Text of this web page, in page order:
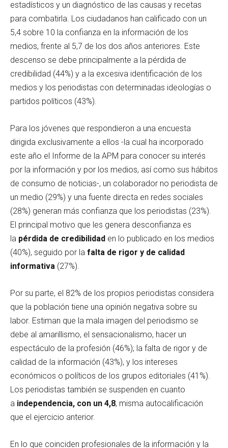
estadísticos y un diagnóstico de las causas y recetas
para combatirla. Los ciudadanos han calificado con un
5,4 sobre 10 la confianza en la información de los
medios, frente al 5,7 de los dos años anteriores. Este
descenso se debe principalmente a la pérdida de
credibilidad (44%) y a la excesiva identificación de los
medios y los periodistas con determinadas ideologías o
partidos políticos (43%).
Para los jóvenes que respondieron a una encuesta
dirigida exclusivamente a ellos -la cual ha incorporado
este año el Informe de la APM para conocer su interés
por la información y por los medios, así como sus hábitos
de consumo de noticias-, un colaborador no periodista de
un medio (29%) y una fuente directa en redes sociales
(28%) generan más confianza que los periodistas (23%).
El principal motivo que les genera desconfianza es
la pérdida de credibilidad en lo publicado en los medios
(40%), seguido por la falta de rigor y de calidad
informativa (27%).
Por su parte, el 82% de los propios periodistas considera
que la población tiene una opinión negativa sobre su
labor. Estiman que la mala imagen del periodismo se
debe al amarillismo, el sensacionalismo, hacer un
espectáculo de la profesión (46%); la falta de rigor y de
calidad de la información (43%), y los intereses
económicos o políticos de los grupos editoriales (41%).
Los periodistas también se suspenden en cuanto
a independencia, con un 4,8, misma autocalificación
que el ejercicio anterior.
En lo que coinciden profesionales de la información y la